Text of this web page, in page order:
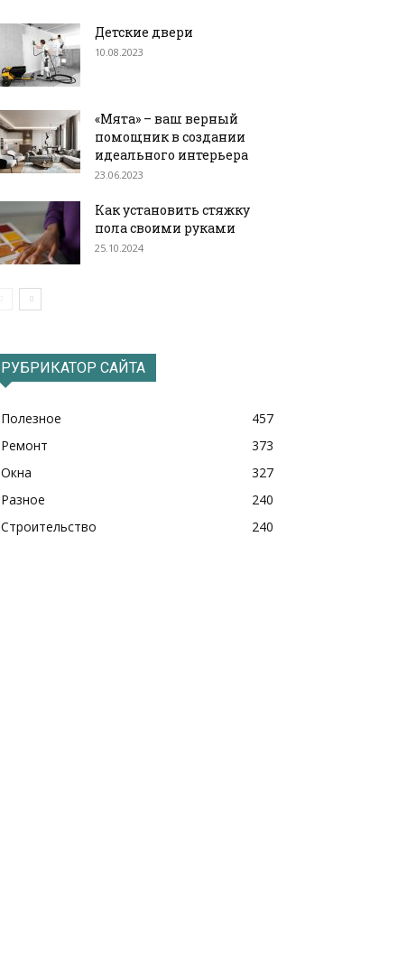
Детские двери
10.08.2023
«Мята» – ваш верный
помощник в создании
идеального интерьера
23.06.2023
Как установить стяжку
пола своими руками
25.10.2024
РУБРИКАТОР САЙТА
Полезное
457
Ремонт
373
Окна
327
Разное
240
Строительство
240